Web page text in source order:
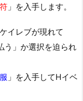
」を入手します。
イレブが現れて
う」か選択を迫られ
」を入手してHイベ